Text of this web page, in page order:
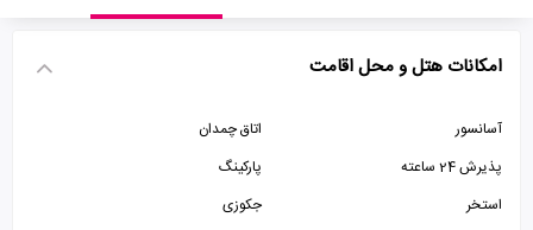
امکانات هتل و محل اقامت
آسانسور
اتاق چمدان
پذیرش 24 ساعته
پارکینگ
استخر
جکوزی